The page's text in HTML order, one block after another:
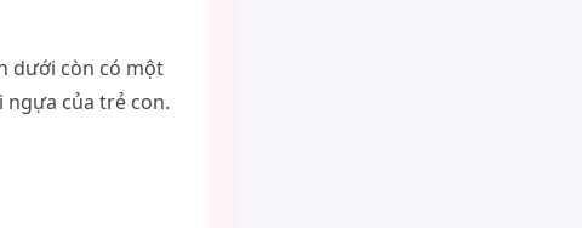
dưới còn có một
của trẻ con.